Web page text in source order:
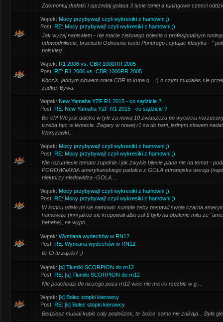
Zdemontuj dodatki i sprzedaj golasa 3 tysie taniej a tuningowe czesci
Wątek: Mocy przybywaj! czyli wykresiki z hamowni ;)
Post: RE: Mocy przybywaj! czyli wykresiki z hamowni ;)
Jak wyzej napisalem - nie macie zielonego pojecia o profesjonalnym
udowodniliscie, braciszki Odnosnie textu Ponurego i cytujac klasyka - "
polskieg...
Wątek: R1 2006 vs. CBR 1000RR 2005
Post: RE: R1 2006 vs. CBR 1000RR 2005
Koczis, jednym slowem stara CBR to kupa g... ;) o czym musiales sie
zadku. Bywa.
Wątek: New Yamaha YZF R1 2015 - co sądzicie ?
Post: RE: New Yamaha YZF R1 2015 - co sądzicie ?
Be-eM-We jest daleko w tyle za nowa 10 zwlaszcza po wycieciu
trzeba byc w temacie. Zegary w nowej r1 sa do bani, jednym slowem
Warszawki...
Wątek: Mocy przybywaj! czyli wykresiki z hamowni ;)
Post: RE: Mocy przybywaj! czyli wykresiki z hamowni ;)
Nie rozumiecie tematu zupelnie i jak zwykle bijecie piane nie na temat -
POROWNANIA amerykanskiego padalca z GOLA europejska wersja
niektorzy niedowidza -GOLA ...
Wątek: Mocy przybywaj! czyli wykresiki z hamowni ;)
Post: RE: Mocy przybywaj! czyli wykresiki z hamowni ;)
W koncu udalo mi sie namowic kumpla zeby postawil swoja czarna
hamownie (inni jakos sie krepowali albo zal $ bylo na obalenie mitu ze
hehehe), na wypo...
Wątek: Wymiana wydechów w RN12
Post: RE: Wymiana wydechów w RN12
Ile Ci to zajelo? ;)
Wątek: [s] Tłumiki SCORPION do rn12
Post: RE: [s] Tłumiki SCORPION do rn12
Nie podchodzi do niczego poza rn12 wiec nie ma co rzezbic w g....
Wątek: [k] Bolec stopki kierowcy
Post: RE: [k] Bolec stopki kierowcy
Bedziesz musial kupic caly podnóżek, te 'bolce' same nie znikaja... Była